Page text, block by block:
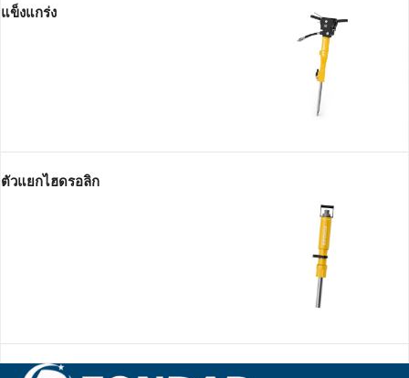
แข็งแกร่ง
ตัวแยกไฮดรอลิก